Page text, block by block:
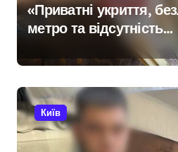
«Приватні укриття,
метро та відсутність
стратегії»: критика
безпеки Києва
Київ